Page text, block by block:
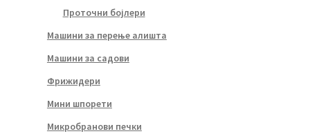
Проточни бојлери
Машини за перење алишта
Машини за садови
Фрижидери
Мини шпорети
Микробранови печки